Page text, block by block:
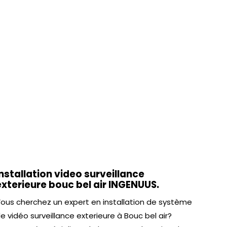
video surveillance
bouc bel air INGENUUS.
cherchez un expert en installation de système
vidéo surveillance exterieure à Bouc bel air?